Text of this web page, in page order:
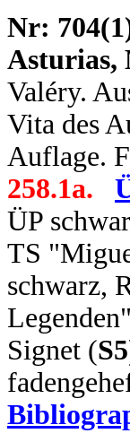
Nr:
Asturias,
Valéry.
Vita des
Auflage.
258.1a.
ÜP
TS
schwarz,
Signet (S5